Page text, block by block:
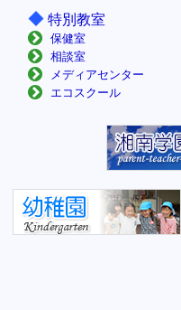
◆ 特別教室
保健室
相談室
メディアセンター
エコスクール